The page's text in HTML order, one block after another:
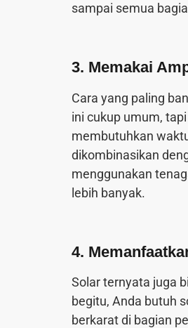
sampai semua
3. Memakai
Cara yang paling
ini cukup umum,
membutuhkan
dikombinasikan
menggunakan
lebih banyak.
4.
Solar ternyata juga
begitu, Anda butuh
berkarat di bagian